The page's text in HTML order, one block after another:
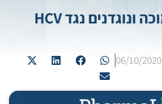
ספירת טסיות נמוכה ונוגדנים נגד HCV
06/10/2020